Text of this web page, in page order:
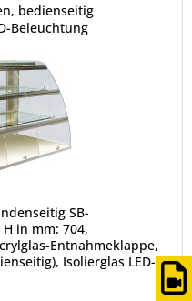
bedienseitig
Beleuchtung
SB-
in mm: 704,
Entnahmeklappe,
Isolierglas LED-